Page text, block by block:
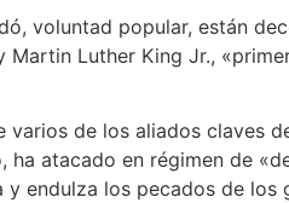
voluntad popular, están
Luther King Jr.,
de los aliados claves
atacado en régimen de
endulza los pecados de los